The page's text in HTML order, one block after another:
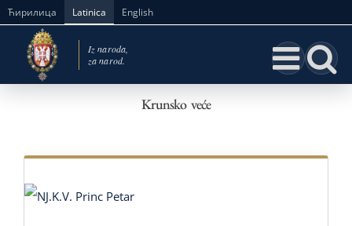
Skip
content
Ћирилица Latinica English
Krunsko veće